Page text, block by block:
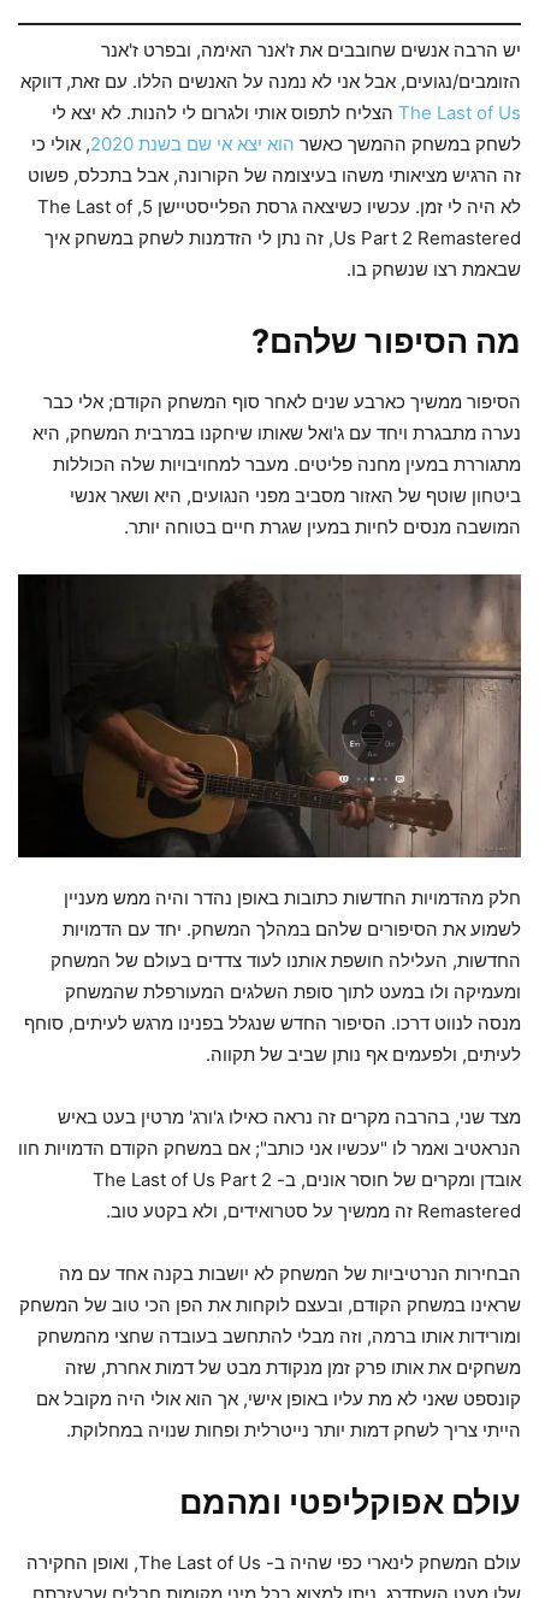
יש הרבה אנשים שחובבים את ז'אנר האימה, ובפרט ז'אנר
הזומבים/נגועים, אבל אני לא נמנה על האנשים הללו. עם זאת, דווקא
The Last of Us הצליח לתפוס אותי ולגרום לי להנות. לא יצא לי
לשחק במשחק ההמשך כאשר הוא יצא אי שם בשנת 2020
, אולי כי
זה הרגיש מציאותי משהו בעיצומה של הקורונה, אבל בתכלס, פשוט
לא היה לי זמן. עכשיו כשיצאה גרסת הפלייסטיישן 5, The Last of
Us Part 2 Remastered, זה נתן לי הזדמנות לשחק במשחק איך
שבאמת רצו שנשחק בו.
מה הסיפור שלהם?
הסיפור ממשיך כארבע שנים לאחר סוף המשחק הקודם; אלי כבר
נערה מתבגרת ויחד עם ג'ואל שאותו שיחקנו במרבית המשחק, היא
מתגוררת במעין מחנה פליטים. מעבר למחויבויות שלה הכוללות
ביטחון שוטף של האזור מסביב מפני הנגועים, היא ושאר אנשי
המושבה מנסים לחיות במעין שגרת חיים בטוחה יותר.
חלק מהדמויות החדשות כתובות באופן נהדר והיה ממש מעניין
לשמוע את הסיפורים שלהם במהלך המשחק. יחד עם הדמויות
החדשות, העלילה חושפת אותנו לעוד צדדים בעולם של המשחק
ומעמיקה ולו במעט לתוך סופת השלגים המעורפלת שהמשחק
מנסה לנווט דרכו. הסיפור החדש שנגלל בפנינו מרגש לעיתים, סוחף
לעיתים, ולפעמים אף נותן שביב של תקווה.
מצד שני, בהרבה מקרים זה נראה כאילו ג'ורג' מרטין בעט באיש
הנראטיב ואמר לו "עכשיו אני כותב"; אם במשחק הקודם הדמויות חוו
אובדן ומקרים של חוסר אונים, ב- The Last of Us Part 2
Remastered זה ממשיך על סטרואידים, ולא בקטע טוב.
הבחירות הנרטיביות של המשחק לא יושבות בקנה אחד עם מה
שראינו במשחק הקודם, ובעצם לוקחות את הפן הכי טוב של המשחק
ומורידות אותו ברמה, וזה מבלי להתחשב בעובדה שחצי מהמשחק
משחקים את אותו פרק זמן מנקודת מבט של דמות אחרת, שזה
קונספט שאני לא מת עליו באופן אישי, אך הוא אולי היה מקובל אם
הייתי צריך לשחק דמות יותר נייטרלית ופחות שנויה במחלוקת.
עולם אפוקליפטי ומהמם
עולם המשחק לינארי כפי שהיה ב- The Last of Us, ואופן החקירה